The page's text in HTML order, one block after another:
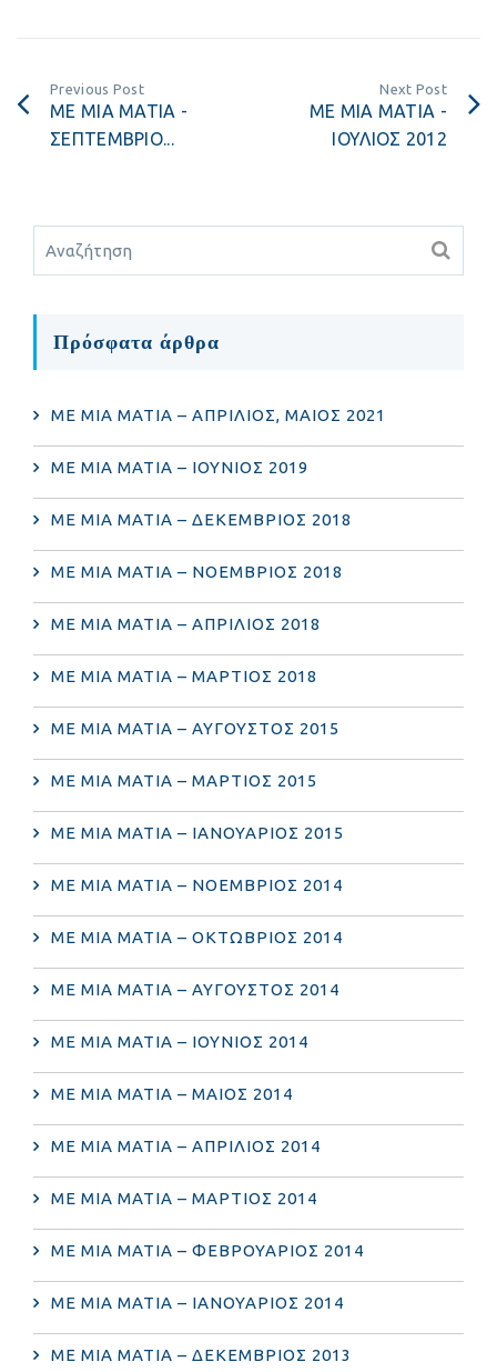
Previous Post
ΜΕ ΜΙΑ ΜΑΤΙΑ -
ΣΕΠΤΕΜΒΡΙΟ...
Next Post
ΜΕ ΜΙΑ ΜΑΤΙΑ -
ΙΟΥΛΙΟΣ 2012
Πρόσφατα άρθρα
ΜΕ ΜΙΑ ΜΑΤΙΑ – ΑΠΡΙΛΙΟΣ, ΜΑΙΟΣ 2021
ΜΕ ΜΙΑ ΜΑΤΙΑ – ΙΟΥΝΙΟΣ 2019
ΜΕ ΜΙΑ ΜΑΤΙΑ – ΔΕΚΕΜΒΡΙΟΣ 2018
ΜΕ ΜΙΑ ΜΑΤΙΑ – ΝΟΕΜΒΡΙΟΣ 2018
ΜΕ ΜΙΑ ΜΑΤΙΑ – ΑΠΡΙΛΙΟΣ 2018
ΜΕ ΜΙΑ ΜΑΤΙΑ – ΜΑΡΤΙΟΣ 2018
ΜΕ ΜΙΑ ΜΑΤΙΑ – ΑΥΓΟΥΣΤΟΣ 2015
ΜΕ ΜΙΑ ΜΑΤΙΑ – ΜΑΡΤΙΟΣ 2015
ΜΕ ΜΙΑ ΜΑΤΙΑ – ΙΑΝΟΥΑΡΙΟΣ 2015
ΜΕ ΜΙΑ ΜΑΤΙΑ – ΝΟΕΜΒΡΙΟΣ 2014
ΜΕ ΜΙΑ ΜΑΤΙΑ – ΟΚΤΩΒΡΙΟΣ 2014
ΜΕ ΜΙΑ ΜΑΤΙΑ – ΑΥΓΟΥΣΤΟΣ 2014
ΜΕ ΜΙΑ ΜΑΤΙΑ – ΙΟΥΝΙΟΣ 2014
ΜΕ ΜΙΑ ΜΑΤΙΑ – ΜΑΙΟΣ 2014
ΜΕ ΜΙΑ ΜΑΤΙΑ – ΑΠΡΙΛΙΟΣ 2014
ΜΕ ΜΙΑ ΜΑΤΙΑ – ΜΑΡΤΙΟΣ 2014
ΜΕ ΜΙΑ ΜΑΤΙΑ – ΦΕΒΡΟΥΑΡΙΟΣ 2014
ΜΕ ΜΙΑ ΜΑΤΙΑ – ΙΑΝΟΥΑΡΙΟΣ 2014
ΜΕ ΜΙΑ ΜΑΤΙΑ – ΔΕΚΕΜΒΡΙΟΣ 2013